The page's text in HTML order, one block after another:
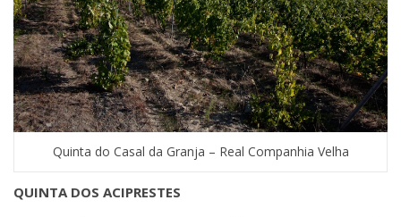
Quinta do Casal da Granja – Real Companhia Velha
QUINTA DOS ACIPRESTES